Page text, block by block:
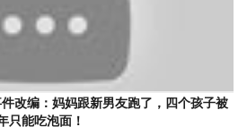
改编：妈妈跟新男友跑了，四个孩子被
只能吃泡面！